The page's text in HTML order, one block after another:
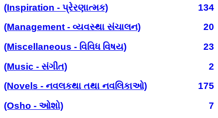
(Inspiration - પ્રેરણાત્મક)
134
(Management - વ્યવસ્થા સંચાલન)
20
(Miscellaneous - વિવિધ વિષય)
23
(Music - સંગીત)
2
(Novels - નવલકથા તથા નવલિકાઓ)
175
(Osho - ઓશો)
7